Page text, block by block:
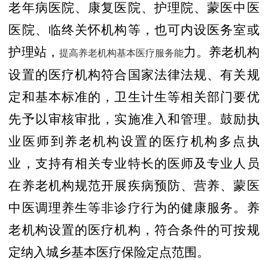
老年病医院、康复医院、护理院、蒙医中医
医院、临终关怀机构等，也可内设医务室或
护理站， 提高养老机构基本医疗服务能力。养老机构
设置的医疗机构符合国家法律法规、有关规
定和基本标准的，卫生计生等相关部门要优
先予以审核审批，实施准入和管理。鼓励执
业医师到养老机构设置的医疗机构多点执
业，支持有相关专业特长的医师及专业人员
在养老机构规范开展疾病预防、营养、蒙医
中医调理养生等非诊疗行为的健康服务。养
老机构设置的医疗机构，符合条件的可按规
定纳入城乡基本医疗保险定点范围。